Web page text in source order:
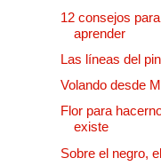
12 consejos
aprender
Las líneas del
Volando desde
Flor para
existe
Sobre el negro,